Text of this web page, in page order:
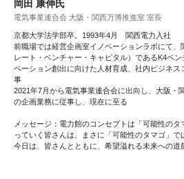
岡田 康伸氏
電気事業連合会 大阪・関西万博推進室 室長
京都大学法学部卒。1993年4月 関西電力入社
前職場では経営企画室イノベーションラボにて、
レート・ベンチャー・キャピタル）であるK4ベ
ベーション創出に向けた人材育成、社内ビジネス
事
2021年7月から電気事業連合会に出向し、大阪・
の企画業務に従事し、現在に至る
メッセージ：電力館のコンセプトは「可能性の
っていく皆さんは、まさに「可能性のタマゴ」で
今日は、皆さんとともに、希望溢れる未来への道